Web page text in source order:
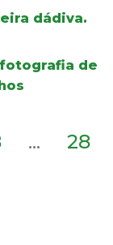
dádiva.
fotografia de
... 28